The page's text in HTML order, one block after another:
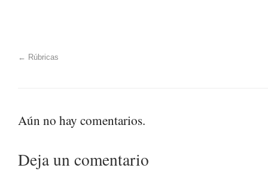
← Rúbricas
Aún no hay comentarios.
Deja un comentario